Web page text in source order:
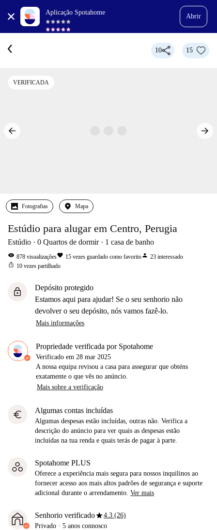
Aplicação Spotahome
Abrir
10 15
VERIFICADA
Fotografias Mapa
Estúdio para alugar em Centro, Perugia
Estúdio 0 Quartos de dormir 1 casa de banho
visibility 878 visualizaçõesfavorite 15 vezes guardado como favoritoperson 23 interessado
ios_share 10 vezes partilhado
lock
Depósito protegido
Estamos aqui para ajudar! Se o seu senhorio não
devolver o seu depósito, nós vamos fazê-lo.
Mais informações
Propriedade verificada por Spotahome
Verificado em 28 mar 2025
A nossa equipa revisou a casa para assegurar que obténs
exatamente o que vês no anúncio.
Mais sobre a verificação
euro Algumas contas incluídas
Algumas despesas estão incluídas, outras não. Verifica a
descrição do anúncio para ver quais as despesas estão
incluídas na tua renda e quais terás de pagar à parte.
Spotahome PLUS
Oferece a experiência mais segura para nossos inquilinos ao
fornecer acesso aos mais altos padrões de segurança e suporte
adicional durante o arrendamento. Ver mais
Senhorio verificadostar4.3 (26)
Privado · 5 anos connosco